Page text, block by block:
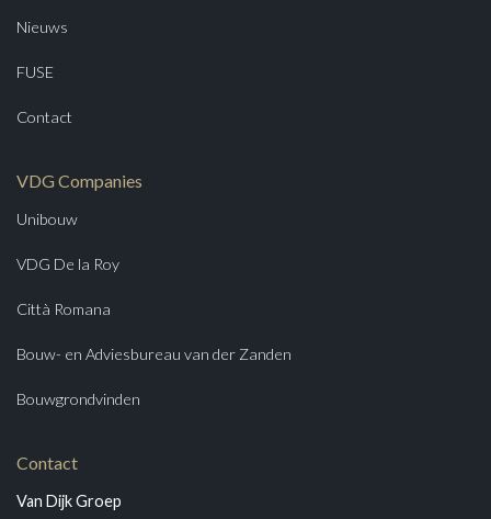
Nieuws
FUSE
Contact
VDG Companies
Unibouw
VDG De la Roy
Città Romana
Bouw- en Adviesbureau van der Zanden
Bouwgrondvinden
Contact
Van Dijk Groep